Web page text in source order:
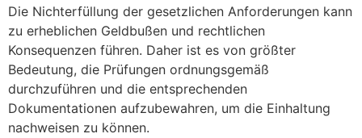
Die Nichterfüllung der gesetzlichen Anforderungen kann
zu erheblichen Geldbußen und rechtlichen
Konsequenzen führen. Daher ist es von größter
Bedeutung, die Prüfungen ordnungsgemäß
durchzuführen und die entsprechenden
Dokumentationen aufzubewahren, um die Einhaltung
nachweisen zu können.